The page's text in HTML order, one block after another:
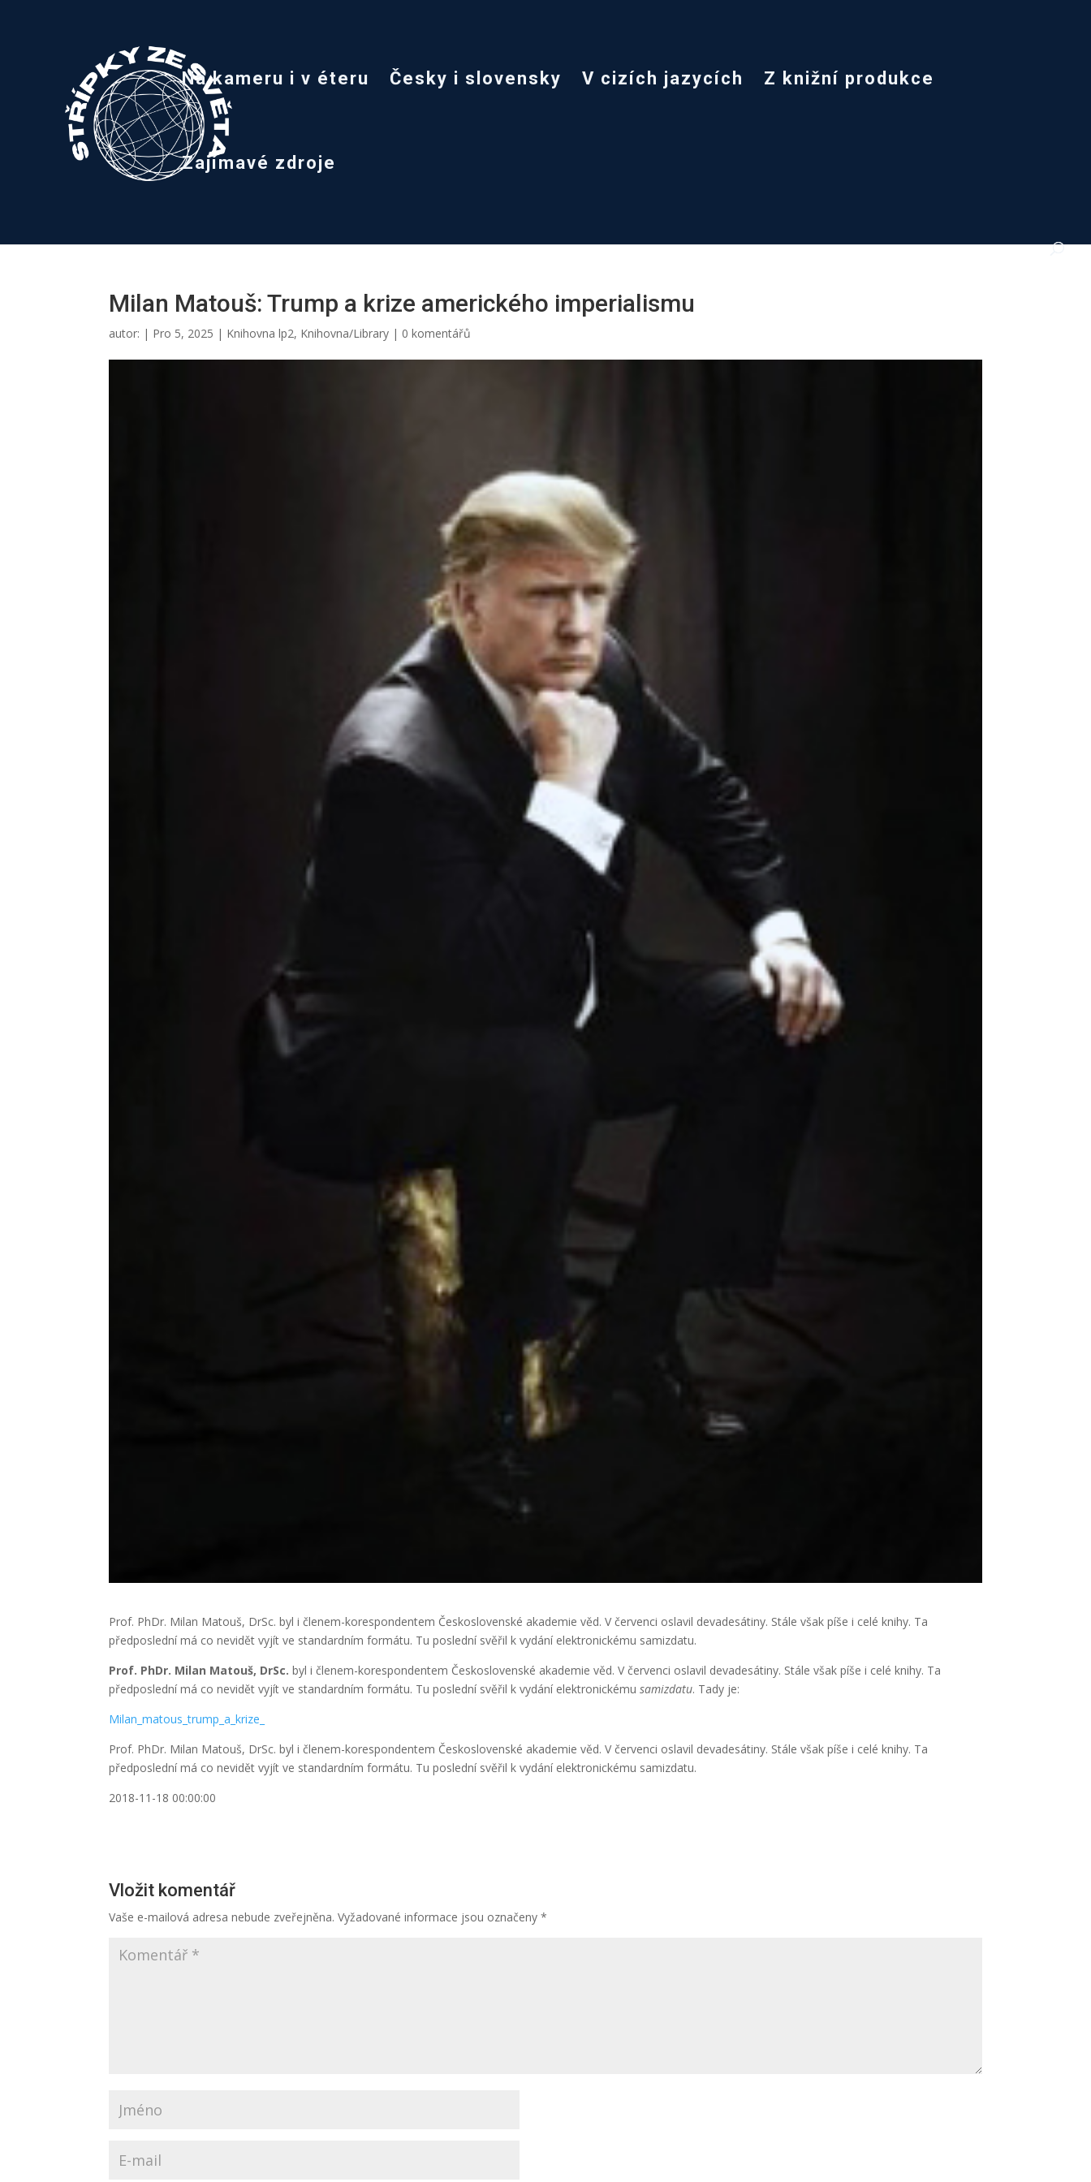
Na kameru i v éteru Česky i slovensky V cizích jazycích Z knižní produkce
Zajímavé zdroje
Milan Matouš: Trump a krize amerického imperialismu
autor: | Pro 5, 2025 | Knihovna lp2, Knihovna/Library | 0 komentářů
Prof. PhDr. Milan Matouš, DrSc. byl i členem-korespondentem Československé akademie věd. V červenci oslavil devadesátiny. Stále však píše i celé knihy. Ta
předposlední má co nevidět vyjít ve standardním formátu. Tu poslední svěřil k vydání elektronickému samizdatu.
Prof. PhDr. Milan Matouš, DrSc. byl i členem-korespondentem Československé akademie věd. V červenci oslavil devadesátiny. Stále však píše i celé knihy. Ta
předposlední má co nevidět vyjít ve standardním formátu. Tu poslední svěřil k vydání elektronickémusamizdatu. Tady je:
Milan_matous_trump_a_krize_
Prof. PhDr. Milan Matouš, DrSc. byl i členem-korespondentem Československé akademie věd. V červenci oslavil devadesátiny. Stále však píše i celé knihy. Ta
předposlední má co nevidět vyjít ve standardním formátu. Tu poslední svěřil k vydání elektronickému samizdatu.
2018-11-18 00:00:00
Vložit komentář
Vaše e-mailová adresa nebude zveřejněna. Vyžadované informace jsou označeny*